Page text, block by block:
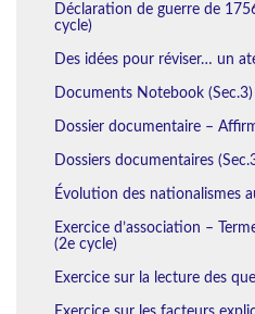
Déclaration de guerre de
cycle)
Des idées pour réviser… un
Documents Notebook (Sec.3)
Dossier documentaire –
Dossiers documentaires
Évolution des nationalismes
Exercice d’association –
(2e cycle)
Exercice sur la lecture des